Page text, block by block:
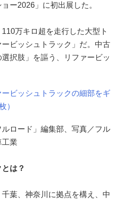
ー2026」に初出展した。
万キロ超を走行した大型ト
ビッシュトラック」だ。中古
択肢」を謳う、リファービッ
ービッシュトラックの細部をギ
）
ロード」編集部、写真／フル
工業
は？
葉、神奈川に拠点を構え、中